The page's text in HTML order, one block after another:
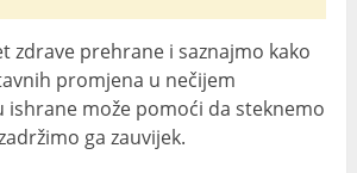
zdrave prehrane i saznajmo kako
promjena u nečijem
ishrane može pomoći da steknemo
ga zauvijek.